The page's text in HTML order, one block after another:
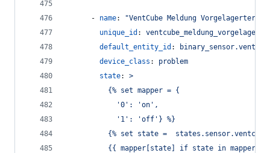
      -
name: "VentCube Meldung Vorgelagerter
unique_id :
default_entity_id :
device_class : problem
state: >
          {% set mapper = {
            '0': 'on',
            '1': 'off'} %}
{% set state =
{{ mapper[state] if state in